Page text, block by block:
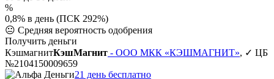
%
0,8% в день (ПСК 292%)
😐 Средняя вероятность одобрения
Получить деньги
КэшмагнитКэшМагнит - ООО МКК «КЭШМАГНИТ», ✓ ЦБ
№2104150009659
21 день бесплатно